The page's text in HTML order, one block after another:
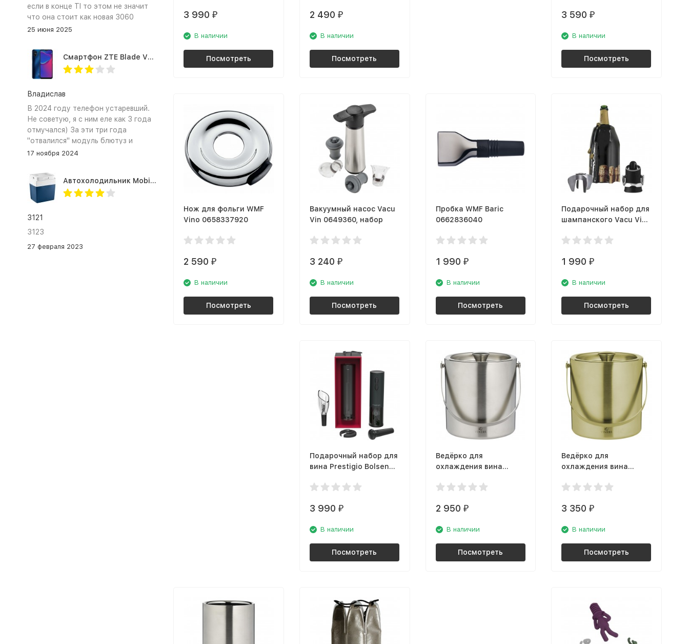
3 990 ₽
В наличии
Посмотреть
2 490 ₽
В наличии
Посмотреть
3 590₽
В наличии
Посмотреть
Нож для фольги WMF
Vino 0658337920
2 590 ₽
В наличии
Посмотреть
Вакуумный насос Vacu
Vin 0649360, набор
3 240 ₽
В наличии
Посмотреть
Пробка WMF Baric
0662836040
1 990 ₽
В наличии
Посмотреть
Подарочный набор для
шампанского Vacu Vin
1 990₽
В наличии
Посмотреть
Подарочный набор для
вина Prestigio Bolsena
3 990 ₽
В наличии
Посмотреть
Ведёрко для
охлаждения вина
v_0302.231
2 950 ₽
В наличии
Посмотреть
Ведёрко для
охлаждения вина
v_0302.235
3 350₽
В наличии
Посмотреть
если в конце TI то этом не значит
что она стоит как новая 3060
25 июня 2025
Смартфон ZTE Blade V2020 Smart 64 Гб синий
Владислав
В 2024 году телефон устаревший.
Не советую, я с ним еле как 3 года
отмучался) За эти три года
"отвалился" модуль блютуз и
сканер отпечатка пальца
17 ноября 2024
Автохолодильник Mobicool MV26 AC/DC
3121
3123
27 февраля 2023